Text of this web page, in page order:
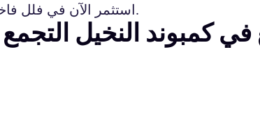
استثمر الآن في فلل فاخرة في كمبوند النخيل التجمع الأول واحصل على منزل أحلامك في أفضل مجتمع سكني.
في كمبوند النخيل